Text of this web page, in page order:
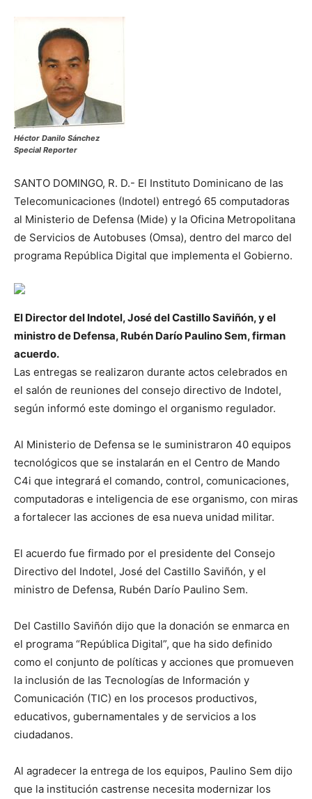
Héctor Danilo Sánchez
Special Reporter
SANTO DOMINGO, R. D.- El Instituto Dominicano de las
Telecomunicaciones (Indotel) entregó 65 computadoras
al Ministerio de Defensa (Mide) y la Oficina Metropolitana
de Servicios de Autobuses (Omsa), dentro del marco del
programa República Digital que implementa el Gobierno.
El Director del Indotel, José del Castillo Saviñón, y el
ministro de Defensa, Rubén Darío Paulino Sem, firman
acuerdo.
Las entregas se realizaron durante actos celebrados en
el salón de reuniones del consejo directivo de Indotel,
según informó este domingo el organismo regulador.
Al Ministerio de Defensa se le suministraron 40 equipos
tecnológicos que se instalarán en el Centro de Mando
C4i que integrará el comando, control, comunicaciones,
computadoras e inteligencia de ese organismo, con miras
a fortalecer las acciones de esa nueva unidad militar.
El acuerdo fue firmado por el presidente del Consejo
Directivo del Indotel, José del Castillo Saviñón, y el
ministro de Defensa, Rubén Darío Paulino Sem.
Del Castillo Saviñón dijo que la donación se enmarca en
el programa “República Digital”, que ha sido definido
como el conjunto de políticas y acciones que promueven
la inclusión de las Tecnologías de Información y
Comunicación (TIC) en los procesos productivos,
educativos, gubernamentales y de servicios a los
ciudadanos.
Al agradecer la entrega de los equipos, Paulino Sem dijo
que la institución castrense necesita modernizar los